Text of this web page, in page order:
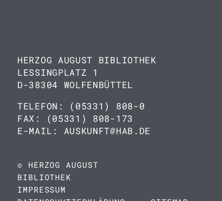
HERZOG AUGUST BIBLIOTHEK
LESSINGPLATZ 1
D-38304 WOLFENBÜTTEL
TELEFON: (05331) 808-0
FAX: (05331) 808-173
E-MAIL: AUSKUNFT@HAB.DE
© HERZOG AUGUST
BIBLIOTHEK
IMPRESSUM